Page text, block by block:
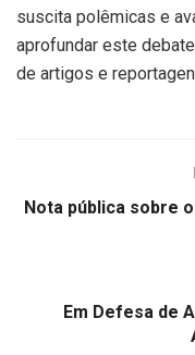
suscita polêmicas e
aprofundar este
de artigos e
Nota pública sobre
Em Defesa de